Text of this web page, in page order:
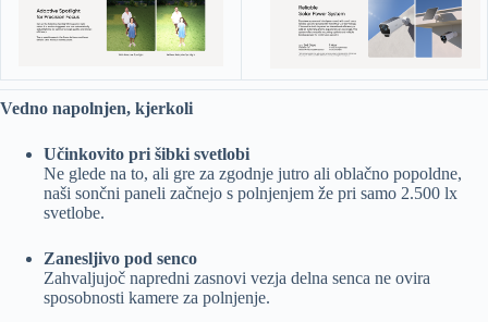
Vedno napolnjen, kjerkoli
Učinkovito pri šibki svetlobi
Ne glede na to, ali gre za zgodnje jutro ali oblačno popoldne,
naši sončni paneli začnejo s polnjenjem že pri samo 2.500 lx
svetlobe.
Zanesljivo pod senco
Zahvaljujoč napredni zasnovi vezja delna senca ne ovira
sposobnosti kamere za polnjenje.